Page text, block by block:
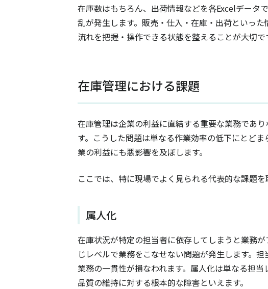
在庫数はもちろん、出荷情報などを各Excelデータ
乱が発生します。販売・仕入・在庫・出荷といっ
流れを把握・操作できる状態を整えることが大切で
在庫管理における課題
在庫管理は企業の利益に直結する重要な業務であ
す。こうした問題は単なる作業効率の低下にとど
業の利益にも悪影響を及ぼします。
ここでは、特に現場でよく見られる代表的な課題を
属人化
在庫状況が特定の担当者に依存してしまうと業務
じレベルで業務をこなせない問題が発生します。
業務の一貫性が損なわれます。属人化は単なる担
品質の維持に対する根本的な障害といえます。